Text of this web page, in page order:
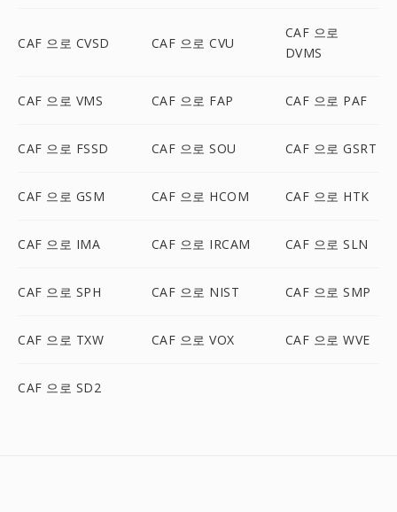
CAF 으로 CVSD CAF 으로 CVU
CAF 으로
DVMS
CAF 으로 VMS CAF 으로 FAP CAF 으로 PAF
CAF 으로 FSSD CAF 으로 SOU CAF 으로 GSRT
CAF 으로 GSM CAF 으로 HCOM CAF 으로 HTK
CAF 으로 IMA CAF 으로 IRCAM CAF 으로 SLN
CAF 으로 SPH CAF 으로 NIST CAF 으로 SMP
CAF 으로 TXW CAF 으로 VOX CAF 으로 WVE
CAF 으로 SD2